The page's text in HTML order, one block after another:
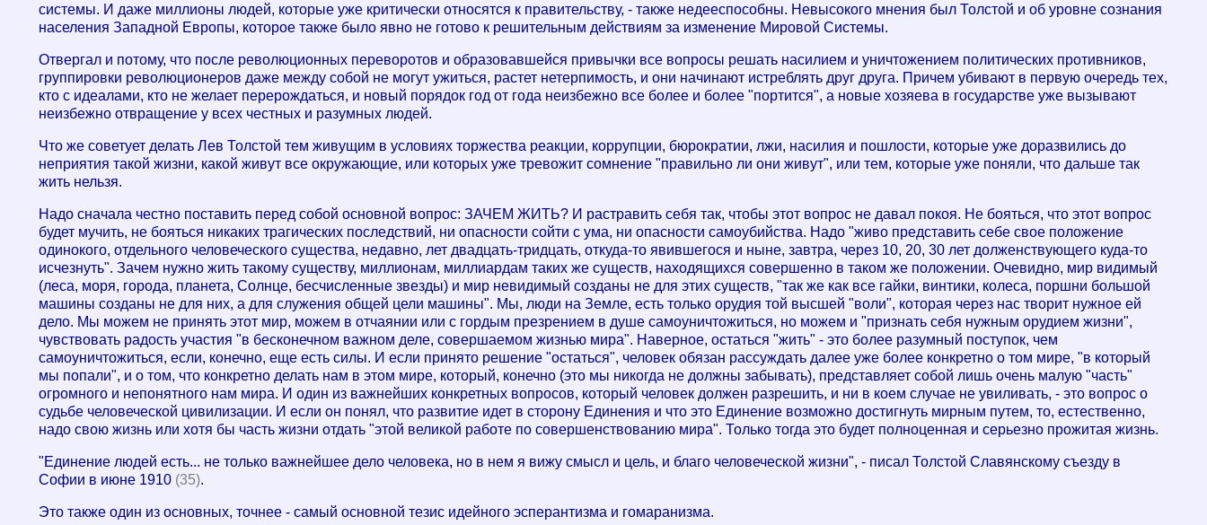
системы. И даже миллионы людей, которые уже критически относятся к правительству, - также недееспособны. Невысокого мнения был Толстой и об уровне сознания
населения Западной Европы, которое также было явно не готово к решительным действиям за изменение Мировой Системы.
Отвергал и потому, что после революционных переворотов и образовавшейся привычки все вопросы решать насилием и уничтожением политических противников,
группировки революционеров даже между собой не могут ужиться, растет нетерпимость, и они начинают истреблять друг друга. Причем убивают в первую очередь тех,
кто с идеалами, кто не желает перерождаться, и новый порядок год от года неизбежно все более и более "портится", а новые хозяева в государстве уже вызывают
неизбежно отвращение у всех честных и разумных людей.
Что же советует делать Лев Толстой тем живущим в условиях торжества реакции, коррупции, бюрократии, лжи, насилия и пошлости, которые уже доразвились до
неприятия такой жизни, какой живут все окружающие, или которых уже тревожит сомнение "правильно ли они живут", или тем, которые уже поняли, что дальше так
жить нельзя.
Надо сначала честно поставить перед собой основной вопрос: ЗАЧЕМ ЖИТЬ? И растравить себя так, чтобы этот вопрос не давал покоя. Не бояться, что этот вопрос
будет мучить, не бояться никаких трагических последствий, ни опасности сойти с ума, ни опасности самоубийства. Надо "живо представить себе свое положение
одинокого, отдельного человеческого существа, недавно, лет двадцать-тридцать, откуда-то явившегося и ныне, завтра, через 10, 20, 30 лет долженствующего куда-то
исчезнуть". Зачем нужно жить такому существу, миллионам, миллиардам таких же существ, находящихся совершенно в таком же положении. Очевидно, мир видимый
(леса, моря, города, планета, Солнце, бесчисленные звезды) и мир невидимый созданы не для этих существ, "так же как все гайки, винтики, колеса, поршни большой
машины созданы не для них, а для служения общей цели машины". Мы, люди на Земле, есть только орудия той высшей "воли", которая через нас творит нужное ей
дело. Мы можем не принять этот мир, можем в отчаянии или с гордым презрением в душе самоуничтожиться, но можем и "признать себя нужным орудием жизни",
чувствовать радость участия "в бесконечном важном деле, совершаемом жизнью мира". Наверное, остаться "жить" - это более разумный поступок, чем
самоуничтожиться, если, конечно, еще есть силы. И если принято решение "остаться", человек обязан рассуждать далее уже более конкретно о том мире, "в который
мы попали", и о том, что конкретно делать нам в этом мире, который, конечно (это мы никогда не должны забывать), представляет собой лишь очень малую "часть"
огромного и непонятного нам мира. И один из важнейших конкретных вопросов, который человек должен разрешить, и ни в коем случае не увиливать, - это вопрос о
судьбе человеческой цивилизации. И если он понял, что развитие идет в сторону Единения и что это Единение возможно достигнуть мирным путем, то, естественно,
надо свою жизнь или хотя бы часть жизни отдать "этой великой работе по совершенствованию мира". Только тогда это будет полноценная и серьезно прожитая жизнь.
"Единение людей есть... не только важнейшее дело человека, но в нем я вижу смысл и цель, и благо человеческой жизни", - писал Толстой Славянскому съезду в
Софии в июне 1910 (35).
Это также один из основных, точнее - самый основной тезис идейного эсперантизма и гомаранизма.